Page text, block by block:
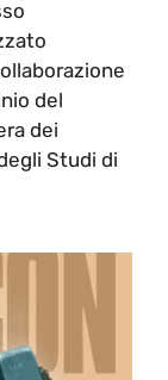
del
dei
Studi di